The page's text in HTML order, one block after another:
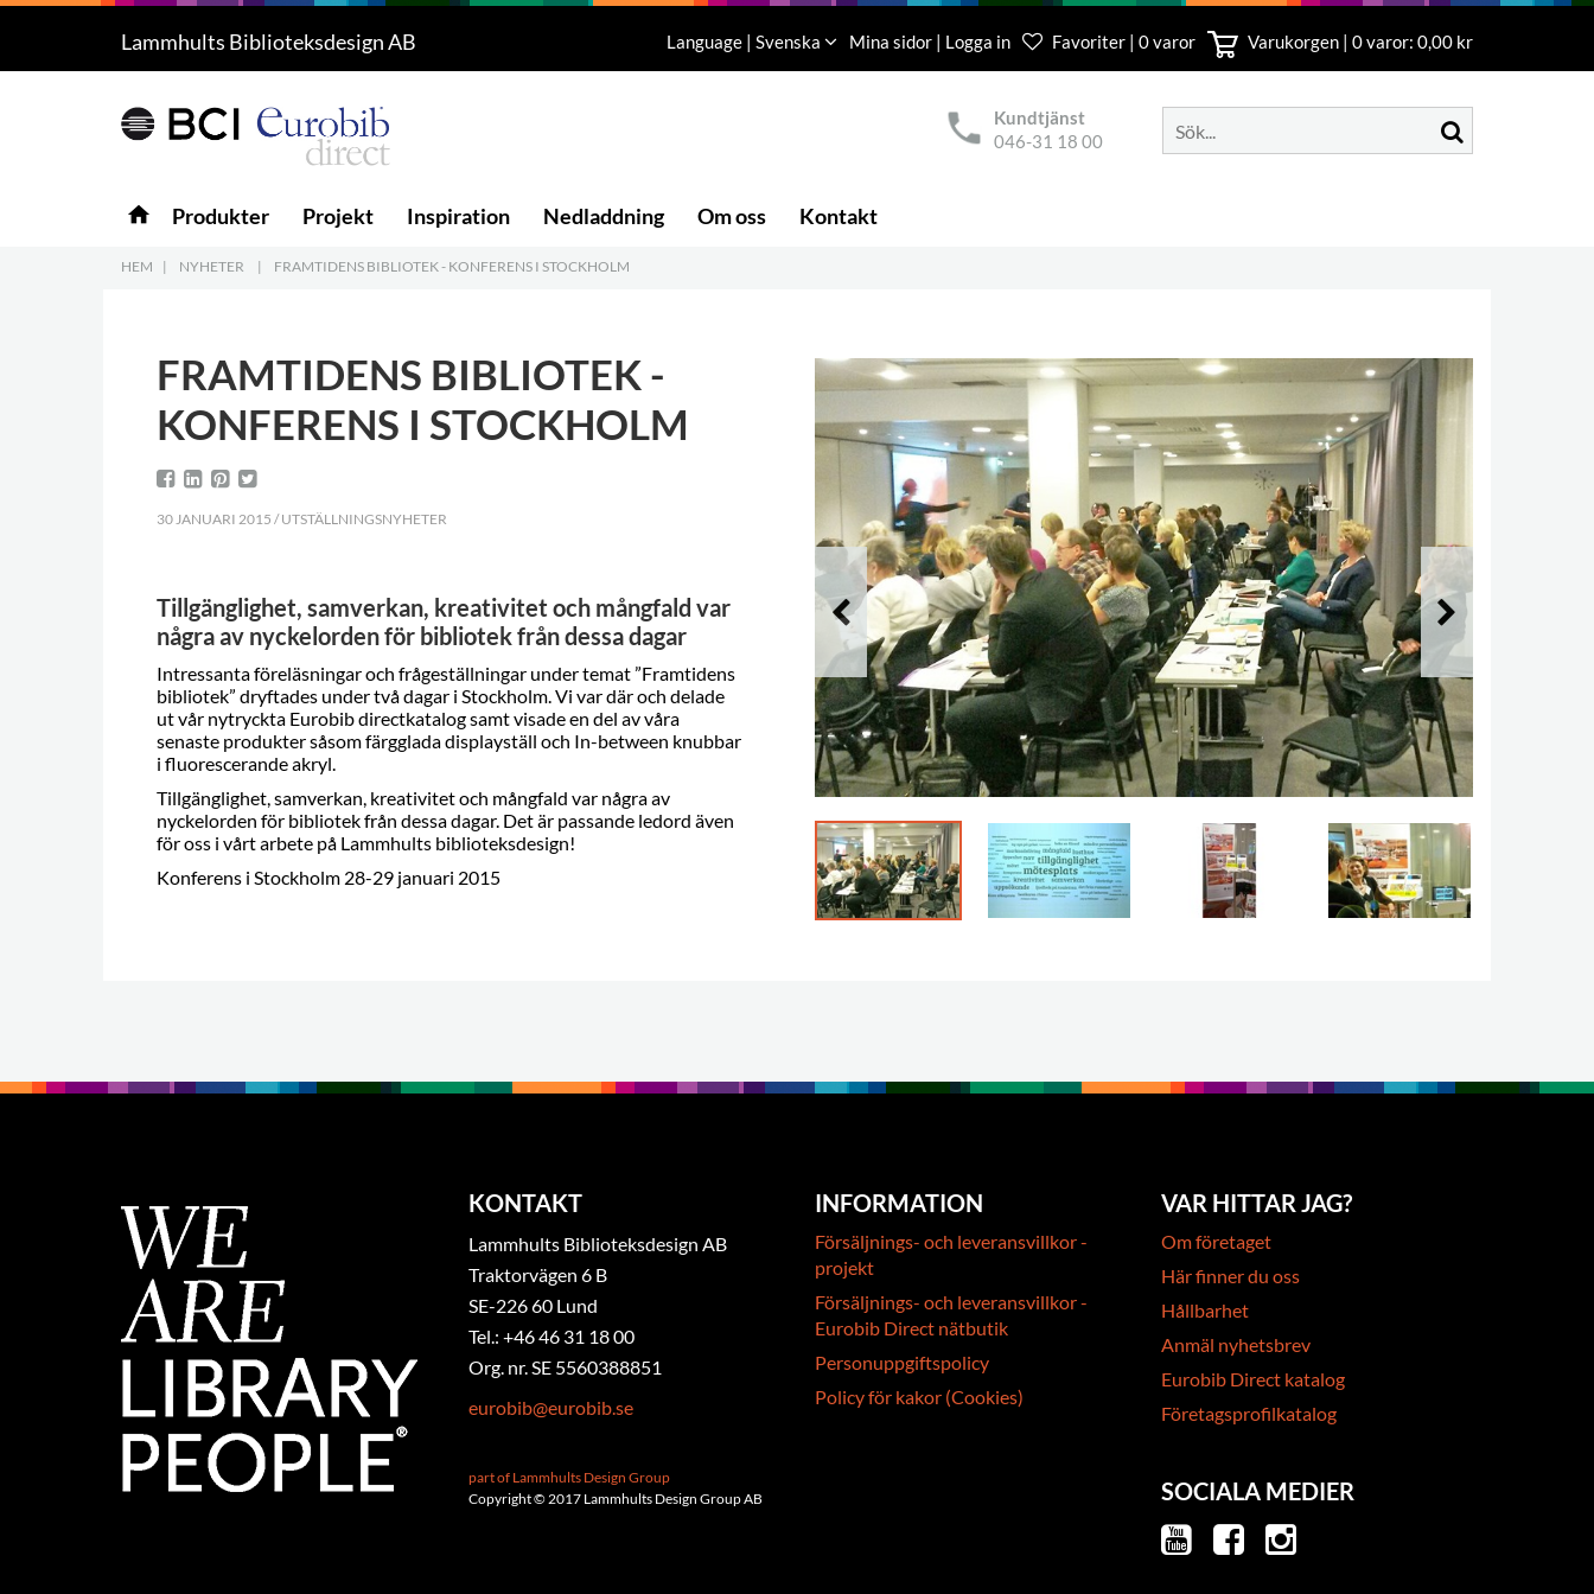
4
Produkter
Lammhults Biblioteksdesign AB Language | Svenska Mina sidor | Logga in Favoriter | 0 varor Varukorgen | 0varor: 0,00 kr
Kundtjänst
046-31 18 00
home Produkter Projekt Inspiration Nedladdning Om oss Kontakt
HEM | NYHETER | FRAMTIDENS BIBLIOTEK - KONFERENS I STOCKHOLM
FRAMTIDENS BIBLIOTEK -
KONFERENS I STOCKHOLM
30 JANUARI 2015 / UTSTÄLLNINGSNYHETER
Tillgänglighet, samverkan, kreativitet och mångfald var
några av nyckelorden för bibliotek från dessa dagar
Intressanta föreläsningar och frågeställningar under temat ”Framtidens
bibliotek” dryftades under två dagar i Stockholm. Vi var där och delade
ut vår nytryckta Eurobib directkatalog samt visade en del av våra
senaste produkter såsom färgglada displayställ och In-between knubbar
i fluorescerande akryl.
Tillgänglighet, samverkan, kreativitet och mångfald var några av
nyckelorden för bibliotek från dessa dagar. Det är passande ledord även
för oss i vårt arbete på Lammhults biblioteksdesign!
Konferens i Stockholm 28-29 januari 2015
KONTAKT
Lammhults Biblioteksdesign AB
Traktorvägen 6 B
SE-226 60 Lund
Tel.: +46 46 31 18 00
Org. nr. SE 5560388851
eurobib@eurobib.se
part of Lammhults Design Group
Copyright © 2017 Lammhults Design Group AB
INFORMATION
Försäljnings- och leveransvillkor -
projekt
Försäljnings- och leveransvillkor -
Eurobib Direct nätbutik
Personuppgiftspolicy
Policy för kakor (Cookies)
VAR HITTAR JAG?
Om företaget
Här finner du oss
Hållbarhet
Anmäl nyhetsbrev
Eurobib Direct katalog
Företagsprofilkatalog
SOCIALA MEDIER